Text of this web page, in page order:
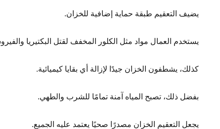
يضيف التعقيم طبقة حماية إضافية للخزان.
يستخدم العمال مواد مثل الكلور المخفف لقتل البكتيريا
كذلك، يشطفون الخزان جيدًا لإزالة أي بقايا كيميائية.
بفضل ذلك، تصبح المياه آمنة تمامًا للشرب والطهي.
يجعل التعقيم الخزان مصدرًا صحيًا يعتمد عليه الجميع.